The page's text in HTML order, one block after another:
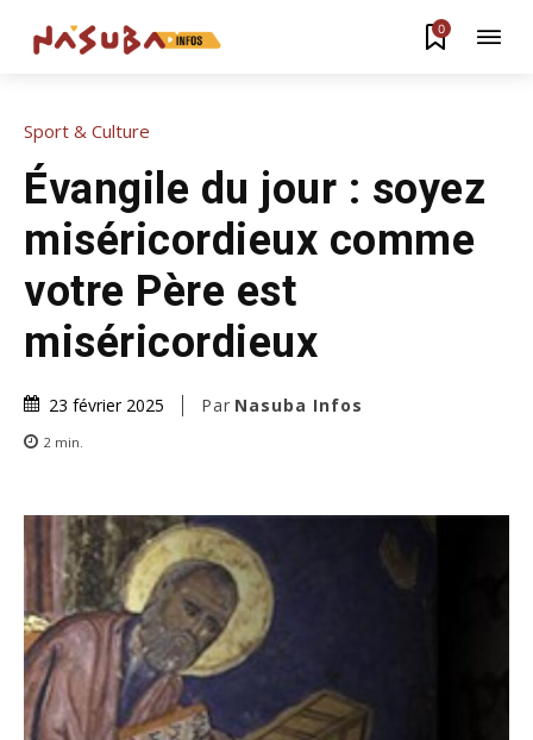
0
Sport & Culture
Évangile du jour : soyez
miséricordieux comme
votre Père est
miséricordieux
23 février 2025 Par Nasuba Infos
2 min.